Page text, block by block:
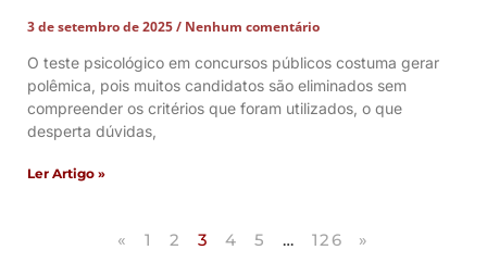
3 de setembro de 2025
Nenhum comentário
O teste psicológico em concursos públicos costuma gerar
polêmica, pois muitos candidatos são eliminados sem
compreender os critérios que foram utilizados, o que
desperta dúvidas,
Ler Artigo »
« 1 2 3 4 5 … 126 »